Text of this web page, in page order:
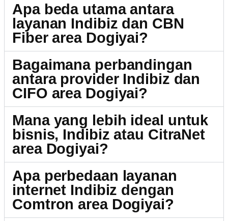
Apa beda utama antara
layanan Indibiz dan CBN
Fiber area Dogiyai?
Bagaimana perbandingan
antara provider Indibiz dan
CIFO area Dogiyai?
Mana yang lebih ideal untuk
bisnis, Indibiz atau CitraNet
area Dogiyai?
Apa perbedaan layanan
internet Indibiz dengan
Comtron area Dogiyai?